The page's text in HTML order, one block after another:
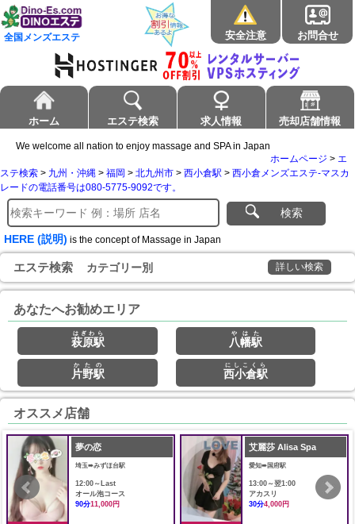
全国メンズエステ 安全注意 お問合せ
ホーム エステ検索 求人情報 売却店舗情報
We welcome all nation to enjoy massage and SPA in Japan
ホームページ > エ
ステ検索 > 九州・沖縄 > 福岡 > 北九州市 > 西小倉駅 > 西小倉メンズエステ-マスカ
レードの電話番号は080-5775-9092です。
検索
HERE (説明) is the concept of Massage in Japan
エステ検索 カテゴリー別 詳しい検索
あなたへお勧めエリア
萩原駅
はぎわら
八幡駅
やはた
片野駅
かたの
西小倉駅
にしこくら
オススメ店舗
夢の恋
埼玉➠みずほ台駅
12:00～Last
オール泡コース
90分11,000円
艾麗莎 Alisa Spa
愛知➠国府駅
13:00～翌1:00
アカスリ
30分4,000円